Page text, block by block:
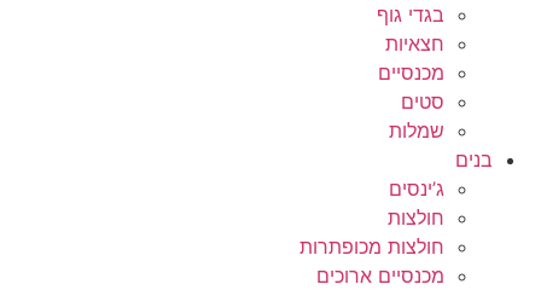
בגדי גוף
חצאיות
מכנסיים
סטים
שמלות
בנים
ג’ינסים
חולצות
חולצות מכופתרות
מכנסיים ארוכים